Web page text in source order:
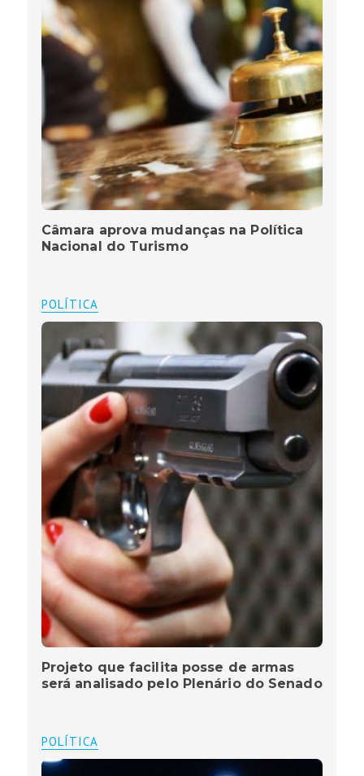
Câmara aprova mudanças na Política
Nacional do Turismo
POLÍTICA
Projeto que facilita posse de armas
será analisado pelo Plenário do Senado
POLÍTICA